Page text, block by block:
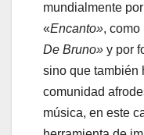
mundialmente
«Encanto», como
De Bruno» y por
sino que también
comunidad
música, en este